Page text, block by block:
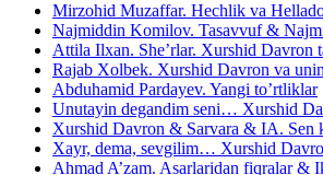
Mirzohid Muzaffar. Hechlik va
Najmiddin Komilov. Tasavvuf &
Attila Ilxan. She’rlar. Xurshid Davron
Rajab Xolbek. Xurshid Davron va
Abduhamid Pardayev. Yangi to’rtliklar
Unutayin degandim seni… Xurshid
Xurshid Davron & Sarvara & IA.
Xayr, dema, sevgilim… Xurshid
Ahmad A’zam. Asarlaridan fiqralar &